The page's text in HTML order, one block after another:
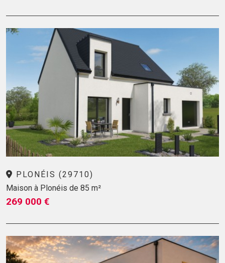
PLONÉIS (29710)
Maison à Plonéis de 85 m²
269 000 €